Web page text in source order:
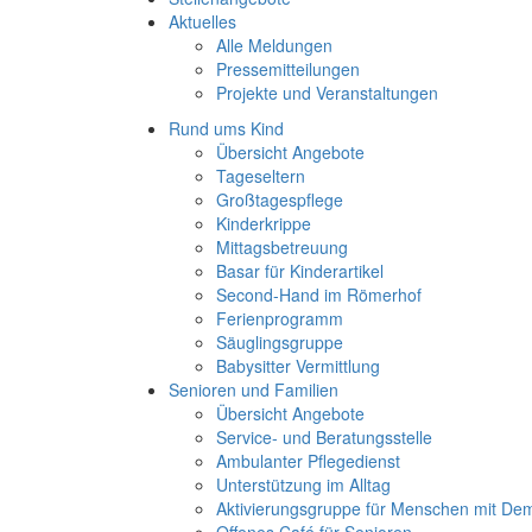
Aktuelles
Alle Meldungen
Pressemitteilungen
Projekte und Veranstaltungen
Rund ums Kind
Übersicht Angebote
Tageseltern
Großtagespflege
Kinderkrippe
Mittagsbetreuung
Basar für Kinderartikel
Second-Hand im Römerhof
Ferienprogramm
Säuglingsgruppe
Babysitter Vermittlung
Senioren und Familien
Übersicht Angebote
Service- und Beratungsstelle
Ambulanter Pflegedienst
Unterstützung im Alltag
Aktivierungsgruppe für Menschen mit